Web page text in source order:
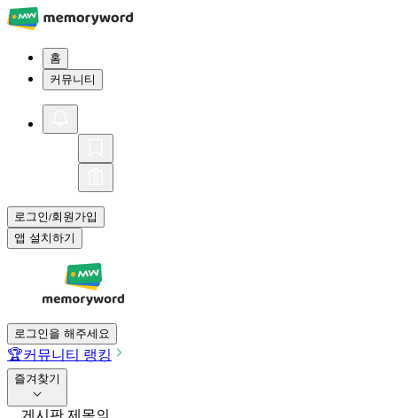
홈
커뮤니티
로그인/회원가입
앱 설치하기
로그인을 해주세요
🏆커뮤니티 랭킹
즐겨찾기
게시판 제목의